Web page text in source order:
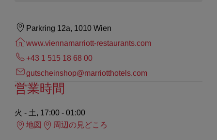
Parkring 12a, 1010 Wien
www.viennamarriott-restaurants.com
+43 1 515 18 68 00
gutscheinshop@marriotthotels.com
営業時間
火 - 土, 17:00 - 01:00
地図
周辺の見どころ